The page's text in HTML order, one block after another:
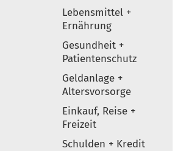
Lebensmittel +
Ernährung
Gesundheit +
Patientenschutz
Geldanlage +
Altersvorsorge
Einkauf, Reise +
Freizeit
Schulden + Kredit